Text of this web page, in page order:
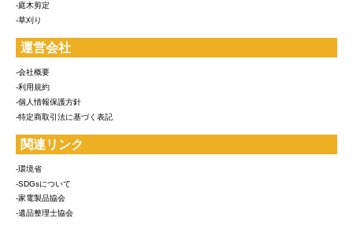
-庭木剪定
-草刈り
運営会社
-会社概要
-利用規約
-個人情報保護方針
-特定商取引法に基づく表記
関連リンク
-環境省
-SDGsについて
-家電製品協会
-遺品整理士協会